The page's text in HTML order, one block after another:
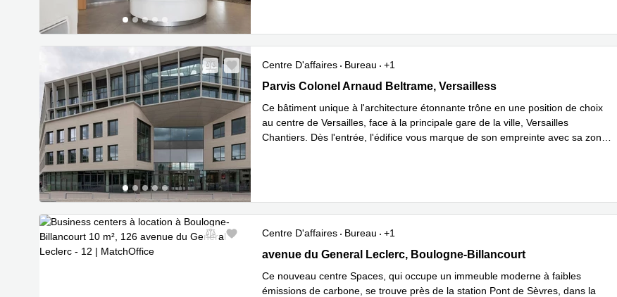
Centre D'affaires Bureau
+1
2-12 Parvis Colonel Arnaud Beltrame, Versailless
Parvis Colonel Arnaud Beltrame, Versailless
Ce bâtiment unique à l'architecture étonnante trône en une position de choix
au centre de Versailles, face à la principale gare de la ville, Versailles
Chantiers. Dès l'entrée, l'édifice vous marque de son empreinte avec sa zone
Centre D'affaires Bureau
+1
126 avenue du General Leclerc, Boulogne-Billancourt
avenue du General Leclerc, Boulogne-Billancourt
Ce nouveau centre Spaces, qui occupe un immeuble moderne à faibles
émissions de carbone, se trouve près de la station Pont de Sèvres, dans la